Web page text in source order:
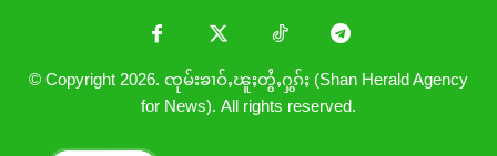
© Copyright 2026. ၸုမ်းၶၢဝ်ႇၽူႈတွႆႇႁွၵ်ႈ (Shan Herald Agency
for News). All rights reserved.